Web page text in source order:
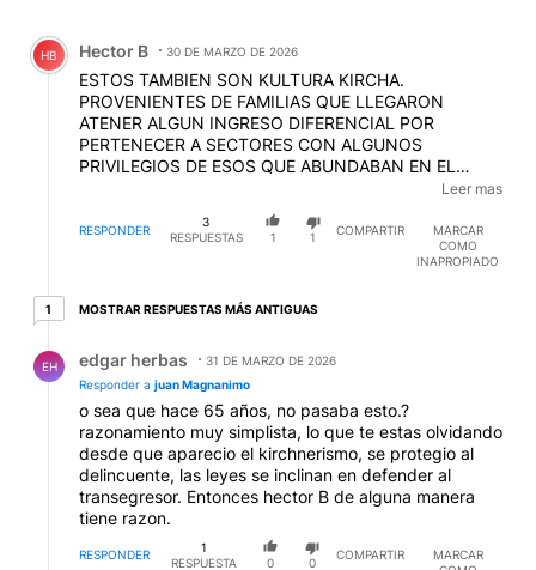
Comentario de Hector B.
HB Hector B 30 DE MARZO DE 2026
ESTOS TAMBIEN SON KULTURA KIRCHA.
PROVENIENTES DE FAMILIAS QUE LLEGARON
ATENER ALGUN INGRESO DIFERENCIAL POR
PERTENECER A SECTORES CON ALGUNOS
PRIVILEGIOS DE ESOS QUE ABUNDABAN EN EL
PARECERSE" A ALGUNA CLASE SOCIAL QUE NUNCA
LOS TUVO EN CUENTA. POR ESO EL RUGBY, EL
PEOR DE TODOS ESTOS, THOMSEN, INCLUSO
CASI ERA DE LO PEORCITO, TERMINARON
ARMAR UNA PATOTA, Y SALIR A GOLPEAR
ARTERAMENTE A CHICOS INDEFENSOS. BIEN TIPICO
DEL KIRCHERIO. AMORALES, Y TREMENDAMENTE
COBARDES. QUE NO SALGAN MAS. COMO LE VA A
PASAR A LA QUE PUDIMOS METER PRESA, Y ES
RESPONSABLE DEL AQUELARRE ARGENTINO
Leer mas
RESPONDER
3
RESPUESTAS
1 1
COMPARTIR
MARCAR
COMO
INAPROPIADO
11 respuesta más antiguas
MOSTRAR RESPUESTAS MÁS ANTIGUAS
EH edgar herbas
31 DE MARZO DE 2026
Responder a juan Magnanimo
o sea que hace 65 años, no pasaba esto.?
razonamiento muy simplista, lo que te estas olvidando
desde que aparecio el kirchnerismo, se protegio al
delincuente, las leyes se inclinan en defender al
transegresor. Entonces hector B de alguna manera
tiene razon.
RESPONDER
1
RESPUESTA
0 0
COMPARTIR
MARCAR